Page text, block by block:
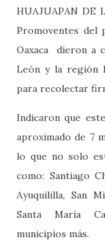
HUAJUAPAN DE
Promoventes del
Oaxaca
dieron a
León y la región
para recolectar
Indicaron que
aproximado de 7
lo que no solo
como: Santiago
Ayuquililla, San
Santa María
municipios más.